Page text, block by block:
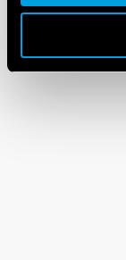
Cookie policy.